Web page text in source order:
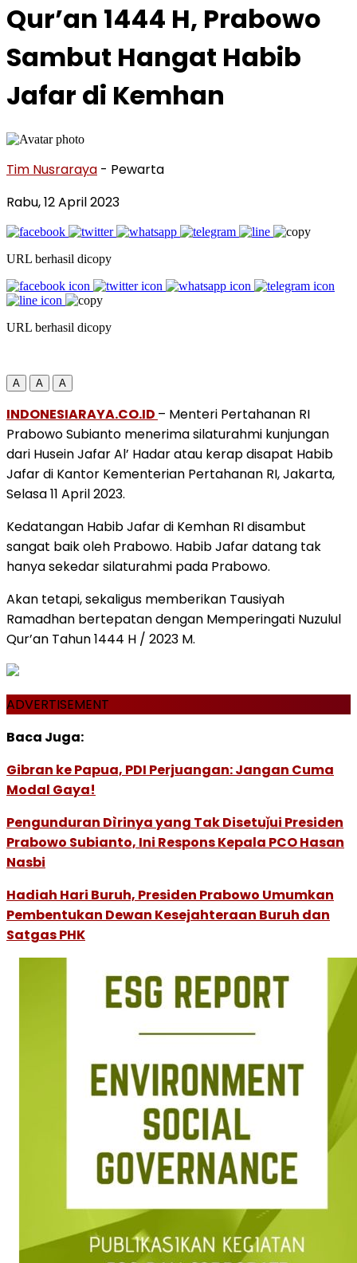
Qur’an 1444 H, Prabowo
Sambut Hangat Habib
Jafar di Kemhan
Tim Nusraraya - Pewarta
Rabu, 12 April 2023
URL berhasil dicopy
URL berhasil dicopy
A A A
INDONESIARAYA.CO.ID – Menteri Pertahanan RI
Prabowo Subianto menerima silaturahmi kunjungan
dari Husein Jafar Al’ Hadar atau kerap disapat Habib
Jafar di Kantor Kementerian Pertahanan RI, Jakarta,
Selasa 11 April 2023.
Kedatangan Habib Jafar di Kemhan RI disambut
sangat baik oleh Prabowo. Habib Jafar datang tak
hanya sekedar silaturahmi pada Prabowo.
Akan tetapi, sekaligus memberikan Tausiyah
Ramadhan bertepatan dengan Memperingati Nuzulul
Qur’an Tahun 1444 H / 2023 M.
ADVERTISEMENT
Baca Juga:
Gibran ke Papua, PDI Perjuangan: Jangan Cuma
Modal Gaya!
Pengunduran Dìrinya yang Tak Disetuǰui Presiden
Prabowo Subianto, Ini Respons Kepala PCO Hasan
Nasbi
Hadiah Hari Buruh, Presiden Prabowo Umumkan
Pembentukan Dewan Kesejahteraan Buruh dan
Satgas PHK